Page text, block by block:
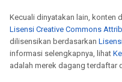
Kecuali dinyatakan lain, konten
Lisensi Creative Commons
dilisensikan berdasarkan
informasi selengkapnya, lihat
adalah merek dagang terdaftar